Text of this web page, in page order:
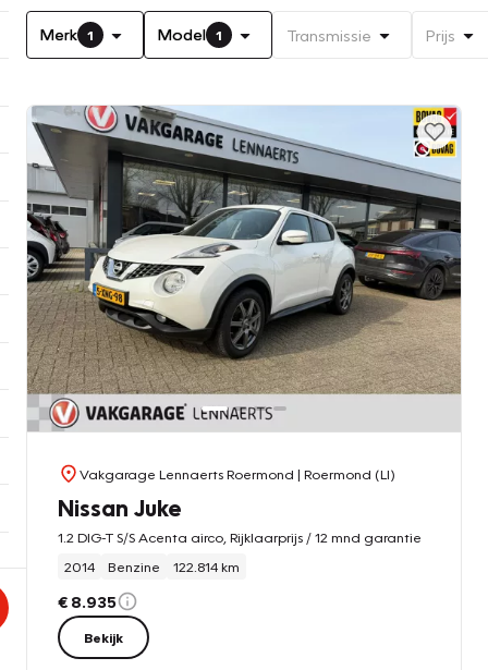
Merk 1 Model 1 Transmissie Prijs
Vakgarage Lennaerts Roermond | Roermond (LI)
Nissan Juke
1.2 DIG-T S/S Acenta airco, Rijklaarprijs / 12 mnd garantie
2014
Benzine 122.814 km
€ 8.935
Bekijk